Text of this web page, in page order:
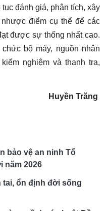
đánh giá, phân tích, xây
điểm cụ thể để các
được sự thống nhất cao.
bộ máy, nguồn nhân
nghiệm và thanh tra,
Huyền Trăng
bảo vệ an ninh Tổ
năm 2026
tai, ổn định đời sống